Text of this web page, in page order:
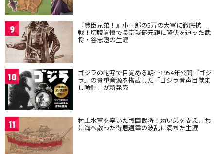
9 『豊臣兄弟！』小一郎の5万の大軍に徹底抗
戦！切腹覚悟で長宗我部元親に降伏を迫った武
将・谷忠澄の生涯
10 ゴジラの咆哮で目覚める朝…1954年公開『ゴジ
ラ』の貴重音源を搭載した「ゴジラ音声目覚ま
し時計」が新発売
11 村上水軍を率いた戦国武将！幼い弟を支え、共
に海へ散った得居通幸の波乱に満ちた生涯